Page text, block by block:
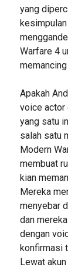
yang
Warfare 4
Apakah
voice actor
yang satu
salah satu
Modern
membuat
kian
Mereka
menyebar
dan
dengan
konfirmasi
Lewat